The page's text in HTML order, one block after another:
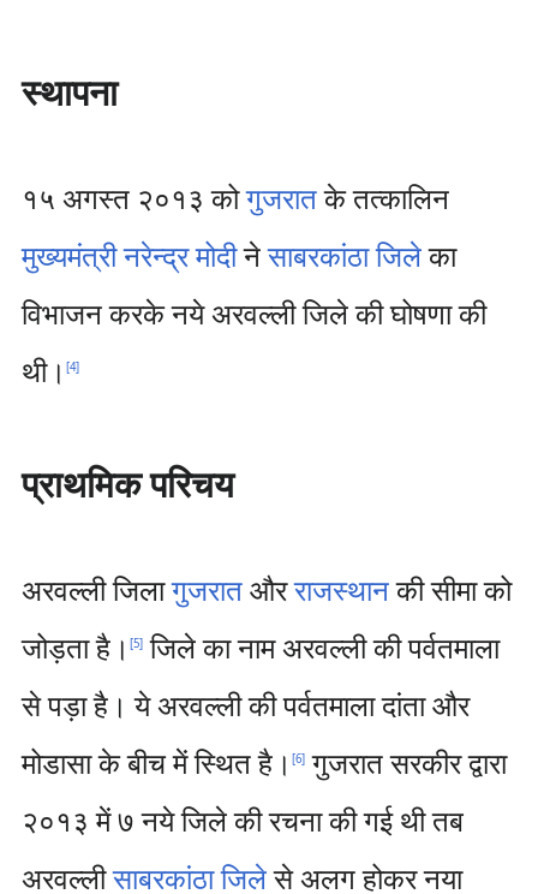
स्थापना
१५ अगस्त २०१३ कोगुजरातके तत्कालिन
मुख्यमंत्रीनरेन्द्र मोदीनेसाबरकांठा जिलेका
विभाजन करके नये अरवल्ली जिले की घोषणा की
थी। [4]
प्राथमिक परिचय
अरवल्ली जिलागुजरातऔरराजस्थानकी सीमा को
जोड़ता है। [5]जिले का नाम अरवल्ली की पर्वतमाला
से पड़ा है। ये अरवल्ली की पर्वतमाला दांता और
मोडासा के बीच में स्थित है। [6]गुजरात सरकीर द्वारा
२०१३ में ७ नये जिले की रचना की गई थी तब
अरवल्लीसाबरकांठा जिलेसे अलग होकर नया